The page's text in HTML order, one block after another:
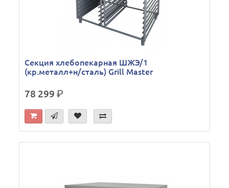
Секция хлебопекарная ШЖЭ/1
(кр.металл+н/сталь) Grill Master
78 299р.